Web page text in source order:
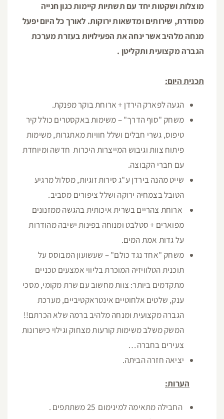
מוצלות ושקטות יחד עם תשתיות קיימות כגון חנייה
מסודרת, שירותים ומדשאות ירוקות. לאורך כל היום יפעל
מנחה מלהיב אשר ינחה את הפעילויות בעזרת מערכת
הגברה מקצועית ותקליטן .
תכנית היום:
הגעה לפארק הירדן + ארוחת בוקר מפנקת.
משחק "סוף הדרך" – משימות באקסטרים כולל קיר
טיפוס, גשרי חבלים ושלל חוויות מאתגרות, משימות
פיתוח צוות וגיבוש המייצרות היכרות חדשה ומיוחדת
עם חברי הקבוצה.
שייט מהנה בירדן ע"ג סירות זוגיות, מסלול מרגיע
הטובל בצמחיה ירוקה ושלל ציפורים מסביב.
ארוחת צהריים בשרית איכותית בהגשה ממזנונים
מפוארים + סטלבט ומנוחה בפינות ישיבה מהודרות
על גדות אמת המים.
משחק "אחד נגד כולם" – שעשועון המבוסס על
תוכנית הטלוויזיה המוכרת בליווי אמצעים טכניים
מתקדמים ביותר: צוות מחשוב עם שרת מקומי, מסכי
ענק, שלטים אלחוטיים אינטראקטיביים, מערכת
הגברה מקצועית ומנחה מלהיב ברמה שלא הכרתם!!
המשק משלב משימות קורעות מצחוק וגילוי כישרונות
צעירים בחברה…
יציאה חזרה הביתה.
הערות:
החבילה מתאימה למינימום 25 משתתפים .